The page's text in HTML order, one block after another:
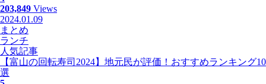
203,849 Views
2024.01.09
まとめ
ランチ
人気記事
【富山の回転寿司2024】地元民が評価！おすすめランキング10
選